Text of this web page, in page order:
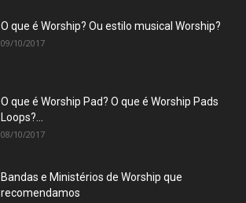
O que é Worship? Ou estilo musical Worship?
09/10/2017
O que é Worship Pad? O que é Worship Pads
Loops?...
08/10/2017
Bandas e Ministérios de Worship que
recomendamos